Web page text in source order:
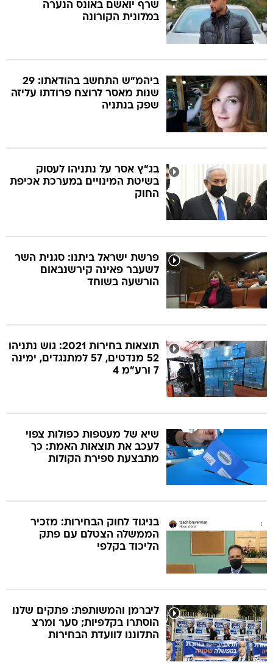
שרף יואשם באונס הנערה
במלונית הקורונה
ביהמ"ש התחשב בהודאתו: 29
שנות מאסר לרוצח פרודתו עליזה
שפק בנתניה
בג"ץ אסר על נתניהו לעסוק
בשיטת המינויים במערכת אכיפת
החוק
פרשת ישראל ביתנו: סגנית השר
לשעבר פאינה קירשנבאום
הורשעה בשוחד
תוצאות בחירות 2021: גוש נתניהו
52 מנדטים, 57 למתנגדים, ימינה
7 ורע"מ 4
שיא של מעטפות כפולות צפוי
לעכב את תוצאות האמת: כך
מתבצעת ספירת הקולות
בניגוד לחוק הבחירות: מזכיר
הממשלה הצטלם עם פתק
הליכוד בקלפי
ליברמן והמשותפת: פתקים שלנו
הוסתרו בקלפיות; סער ומרצ
התלוננו לוועדת הבחירות